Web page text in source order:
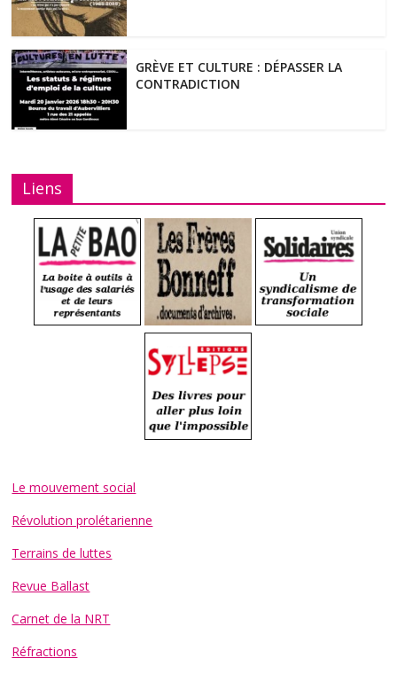
GRÈVE ET CULTURE : DÉPASSER LA
CONTRADICTION
Liens
Le mouvement social
Révolution prolétarienne
Terrains de luttes
Revue Ballast
Carnet de la NRT
Réfractions